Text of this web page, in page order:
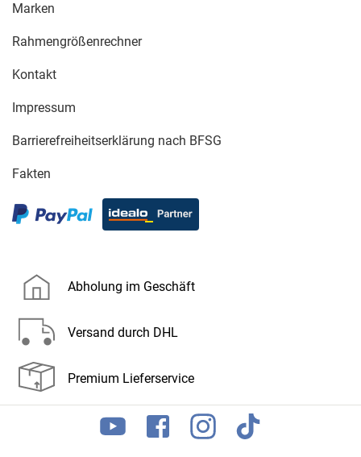
Marken
Rahmengrößenrechner
Kontakt
Impressum
Barrierefreiheitserklärung nach BFSG
Fakten
Abholung im Geschäft
Versand durch DHL
Premium Lieferservice